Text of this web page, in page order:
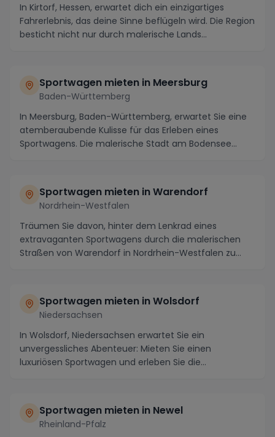
In Kirtorf, Hessen, erwartet dich ein einzigartiges
Fahrerlebnis, das deine Sinne beflügeln wird. Die Region
besticht nicht nur durch malerische Lands...
Sportwagen mieten in Meersburg
Baden-Württemberg
In Meersburg, Baden-Württemberg, erwartet Sie eine
atemberaubende Kulisse für das Erleben eines
Sportwagens. Die malerische Stadt am Bodensee
Sportwagen mieten in Warendorf
Nordrhein-Westfalen
Träumen Sie davon, hinter dem Lenkrad eines
extravaganten Sportwagens durch die malerischen
Straßen von Warendorf in Nordrhein-Westfalen zu
Sportwagen mieten in Wolsdorf
Niedersachsen
In Wolsdorf, Niedersachsen erwartet Sie ein
unvergessliches Abenteuer: Mieten Sie einen
luxuriösen Sportwagen und erleben Sie die
Sportwagen mieten in Newel
Rheinland-Pfalz